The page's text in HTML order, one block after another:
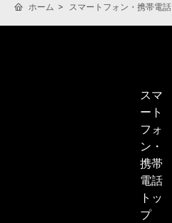
ホーム スマートフォン・携帯電話
スマ
ート
フォ
ン・
携帯
電話
トッ
プ